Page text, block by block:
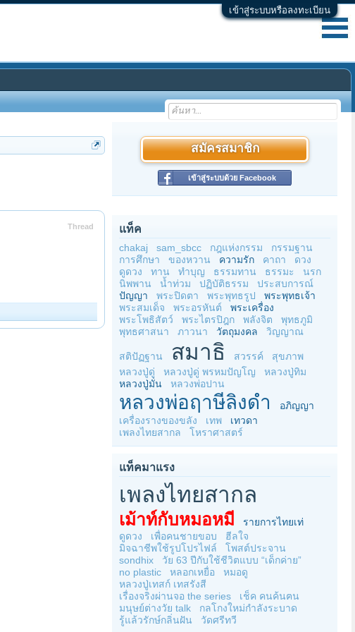
เข้าสู่ระบบหรือลงทะเบียน
Thread
สมัครสมาชิก
เข้าสู่ระบบด้วย Facebook
แท็ค
chakaj sam_sbcc กฎแห่งกรรม
กรรมฐาน
การศึกษา
ของหวาน ความรัก คาถา
ดวง
ดูดวง
ทาน ทำบุญ ธรรมทาน ธรรมะ
นรก
นิพพาน
น้ำท่วม ปฏิบัติธรรม
ประสบการณ์
ปัญญา
พระปิดตา พระพุทธรูป
พระพุทธเจ้า
พระสมเด็จ
พระอรหันต์
พระเครื่อง
พระโพธิสัตว์
พระไตรปิฎก พลังจิต
พุทธภูมิ
พุทธศาสนา
ภาวนา วัตถุมงคล วิญญาณ
สติปัฏฐาน สมาธิ สวรรค์
สุขภาพ
หลวงปู่ดู่
หลวงปู่ดู่ พรหมปัญโญ
หลวงปู่ทิม
หลวงปู่มั่น
หลวงพ่อปาน
หลวงพ่อฤาษีลิงดำ
อภิญญา
เครื่องรางของขลัง
เทพ
เทวดา
เพลงไทยสากล
โหราศาสตร์
แท็คมาแรง
เพลงไทยสากล
เม้าท์กับหมอหมี
รายการไทยเท่
ดูดวง
เพื่อคนชายขอบ
ฮีลใจ
มิจฉาชีพใช้รูปโปรไฟล์
โพสต์ประจาน
sondhix
วัย 63 ปีกับใช้ชีวิตแบบ “เด็กค่าย”
no plastic
หลอกเหยื่อ
หมอดู
หลวงปู่เทสก์ เทสรังสี
เรื่องจริงผ่านจอ the series
เช็ค คนค้นฅน
มนุษย์ต่างวัย talk
กลโกงใหม่กำลังระบาด
รู้แล้วรักษ์กลิ่นฝัน
วัดศรีทวี